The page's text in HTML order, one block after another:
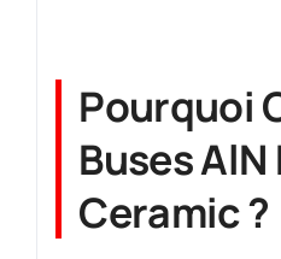
Pourquoi
Buses
Ceramic ?